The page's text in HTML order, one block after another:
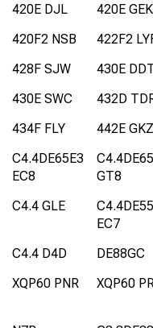
420E DJL
420E GEK
420F2 NSB
422F2
428F SJW
430E
430E SWC
432D
434F FLY
442E GKZ
C4.4DE65E3
EC8
GT8
C4.4 GLE
EC7
C4.4 D4D DE88GC
XQP60 PNR
XQP60